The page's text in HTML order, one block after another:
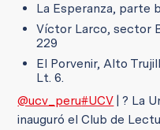
La Esperanza, parte
Víctor Larco, sector
229
El Porvenir, Alto
Lt. 6.
@ucv_peru#UCV | ? La
inauguró el Club de